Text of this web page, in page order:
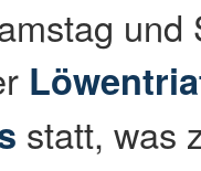
statt, was